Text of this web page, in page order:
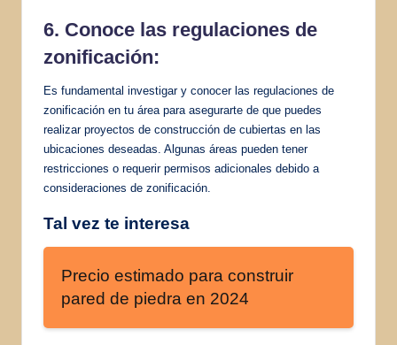
6. Conoce las regulaciones de
zonificación:
Es fundamental investigar y conocer las regulaciones de
zonificación en tu área para asegurarte de que puedes
realizar proyectos de construcción de cubiertas en las
ubicaciones deseadas. Algunas áreas pueden tener
restricciones o requerir permisos adicionales debido a
consideraciones de zonificación.
Tal vez te interesa
Precio estimado para construir
pared de piedra en 2024